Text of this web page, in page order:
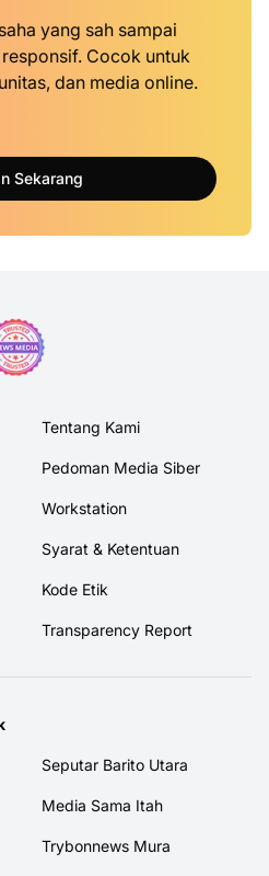
yang sah sampai
Cocok untuk
dan media online.
Sekarang
Tentang Kami
Pedoman Media Siber
Workstation
Syarat & Ketentuan
Kode Etik
Transparency Report
Seputar Barito Utara
Media Sama Itah
Trybonnews Mura